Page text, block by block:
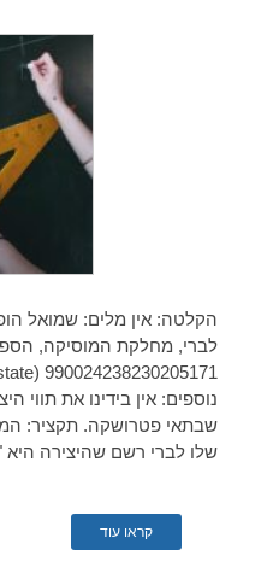
הקלטה: אין מלים: שמואל
לברי, מחלקת המוסיקה,
נוספים: אין בידינו את תווי
שבתאי פטרושקה. תקציר:
שלו לברי רשם שהיצירה היא
קראו עוד